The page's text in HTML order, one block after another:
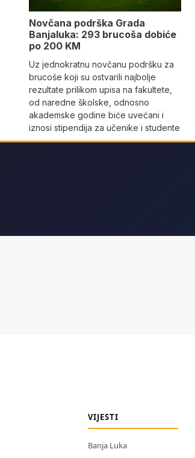
Novčana podrška Grada
Banjaluka: 293 brucoša dobiće
po 200 KM
Uz jednokratnu novčanu podršku za
brucoše koji su ostvarili najbolje
rezultate prilikom upisa na fakultete,
od naredne školske, odnosno
akademske godine biće uvećani i
iznosi stipendija za učenike i studente
VIJESTI
Banja Luka